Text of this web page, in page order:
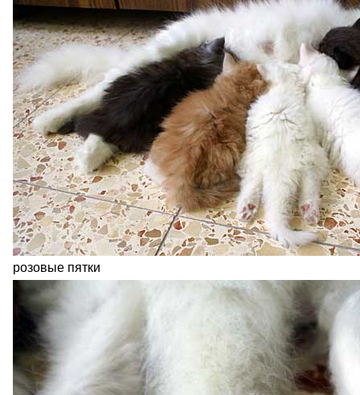
розовые пятки